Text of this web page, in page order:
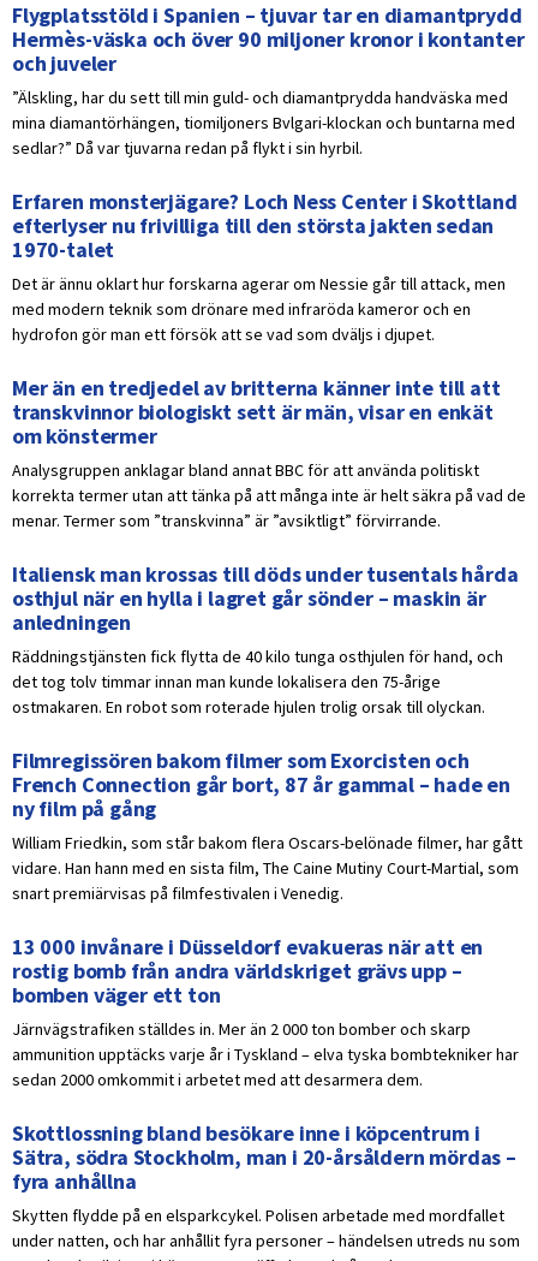
Flygplatsstöld i Spanien – tjuvar tar en diamantprydd
Hermès-väska och över 90 miljoner kronor i kontanter
och juveler
”Älskling, har du sett till min guld- och diamantprydda handväska med
mina diamantörhängen, tiomiljoners Bvlgari-klockan och buntarna med
sedlar?” Då var tjuvarna redan på flykt i sin hyrbil.
Erfaren monsterjägare? Loch Ness Center i Skottland
efterlyser nu frivilliga till den största jakten sedan
1970-talet
Det är ännu oklart hur forskarna agerar om Nessie går till attack, men
med modern teknik som drönare med infraröda kameror och en
hydrofon gör man ett försök att se vad som dväljs i djupet.
Mer än en tredjedel av britterna känner inte till att
transkvinnor biologiskt sett är män, visar en enkät
om könstermer
Analysgruppen anklagar bland annat BBC för att använda politiskt
korrekta termer utan att tänka på att många inte är helt säkra på vad de
menar. Termer som ”transkvinna” är ”avsiktligt” förvirrande.
Italiensk man krossas till döds under tusentals hårda
osthjul när en hylla i lagret går sönder – maskin är
anledningen
Räddningstjänsten fick flytta de 40 kilo tunga osthjulen för hand, och
det tog tolv timmar innan man kunde lokalisera den 75-årige
ostmakaren. En robot som roterade hjulen trolig orsak till olyckan.
Filmregissören bakom filmer som Exorcisten och
French Connection går bort, 87 år gammal – hade en
ny film på gång
William Friedkin, som står bakom flera Oscars-belönade filmer, har gått
vidare. Han hann med en sista film, The Caine Mutiny Court-Martial, som
snart premiärvisas på filmfestivalen i Venedig.
13 000 invånare i Düsseldorf evakueras när att en
rostig bomb från andra världskriget grävs upp –
bomben väger ett ton
Järnvägstrafiken ställdes in. Mer än 2 000 ton bomber och skarp
ammunition upptäcks varje år i Tyskland – elva tyska bombtekniker har
sedan 2000 omkommit i arbetet med att desarmera dem.
Skottlossning bland besökare inne i köpcentrum i
Sätra, södra Stockholm, man i 20-årsåldern mördas –
fyra anhållna
Skytten flydde på en elsparkcykel. Polisen arbetade med mordfallet
under natten, och har anhållit fyra personer – händelsen utreds nu som